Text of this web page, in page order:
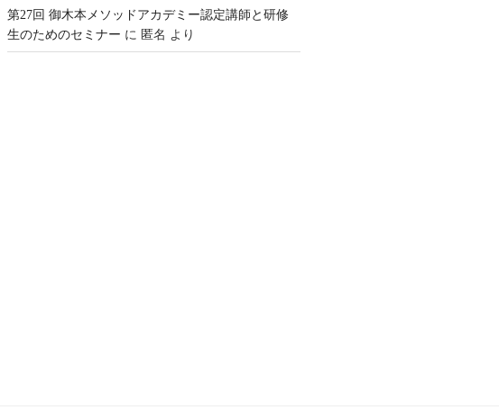
第27回 御木本メソッドアカデミー認定講師と研修
生のためのセミナー に 匿名 より